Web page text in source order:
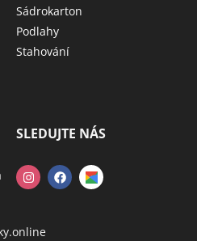
Sádrokarton
Podlahy
Stahování
SLEDUJTE NÁS